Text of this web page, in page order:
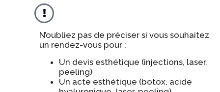
N’oubliez pas de préciser si vous souhaitez
un rendez-vous pour :
Un devis esthétique (injections, laser,
peeling)
Un acte esthétique (botox, acide